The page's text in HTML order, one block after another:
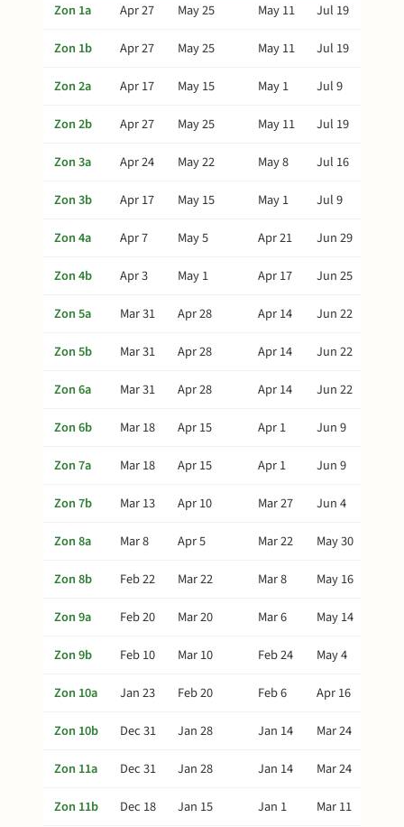
Zon 1a Apr 27 May 25 May 11
Jul 19
Zon 1b
Apr 27 May 25 May 11
Jul 19
Zon 2a
Apr 17 May 15 May 1
Jul 9
Zon 2b
Apr 27 May 25 May 11
Jul 19
Zon 3a
Apr 24 May 22 May 8
Jul 16
Zon 3b
Apr 17 May 15 May 1
Jul 9
Zon 4a
Apr 7 May 5 Apr 21
Jun 29
Zon 4b
Apr 3 May 1 Apr 17
Jun 25
Zon 5a
Mar 31 Apr 28 Apr 14
Jun 22
Zon 5b
Mar 31 Apr 28 Apr 14
Jun 22
Zon 6a
Mar 31 Apr 28 Apr 14
Jun 22
Zon 6b
Mar 18 Apr 15 Apr 1
Jun 9
Zon 7a
Mar 18 Apr 15 Apr 1
Jun 9
Zon 7b
Mar 13 Apr 10 Mar 27
Jun 4
Zon 8a
Mar 8 Apr 5 Mar 22
May 30
Zon 8b
Feb 22 Mar 22 Mar 8
May 16
Zon 9a
Feb 20 Mar 20 Mar 6
May 14
Zon 9b
Feb 10 Mar 10 Feb 24
May 4
Zon 10a
Jan 23 Feb 20 Feb 6
Apr 16
Zon 10b
Dec 31 Jan 28 Jan 14
Mar 24
Zon 11a
Dec 31 Jan 28 Jan 14
Mar 24
Zon 11b
Dec 18 Jan 15 Jan 1 Mar 11